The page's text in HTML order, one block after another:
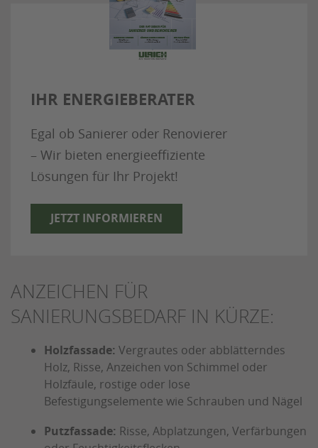
IHR ENERGIEBERATER
Egal ob Sanierer oder Renovierer
– Wir bieten energieeffiziente
Lösungen für Ihr Projekt!
JETZT INFORMIEREN
ANZEICHEN FÜR
SANIERUNGSBEDARF IN KÜRZE:
Holzfassade: Vergrautes oder abblätterndes
Holz, Risse, Anzeichen von Schimmel oder
Holzfäule, rostige oder lose
Befestigungselemente wie Schrauben und Nägel
Putzfassade: Risse, Abplatzungen, Verfärbungen